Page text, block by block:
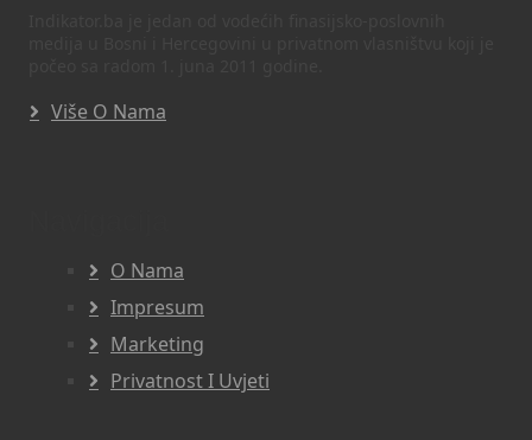
Više O Nama
O Nama
Impresum
Marketing
Privatnost I Uvjeti